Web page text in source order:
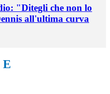
"Ditegli che non lo
all'ultima curva
E